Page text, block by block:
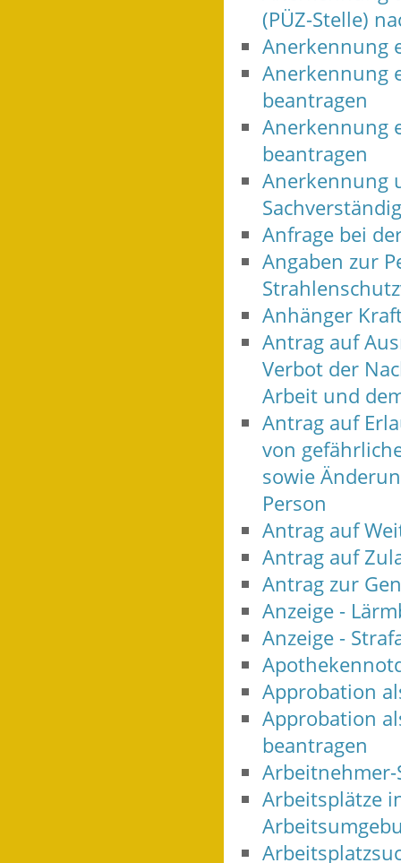
(PÜZ-Stelle)
Anerkennung
Anerkennung
beantragen
Anerkennung
beantragen
Anerkennung
Anfrage bei
Angaben zur
Anhänger
Antrag auf
Verbot der
Arbeit und
Antrag auf
von
sowie
Person
Antrag auf
Antrag auf
Antrag zur
Anzeige -
Anzeige -
Approbation
Approbation
beantragen
Arbeitnehmer-
Arbeitsplätze